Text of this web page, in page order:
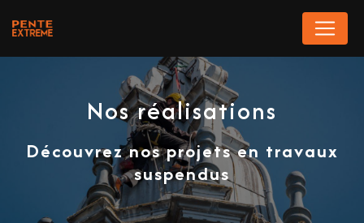
Nos réalisations
Découvrez nos projets en travaux
suspendus